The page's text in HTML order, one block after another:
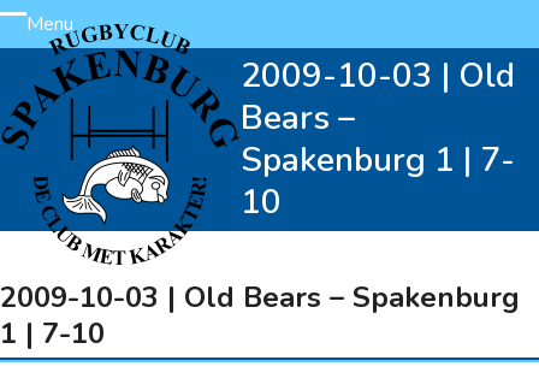
Skip
to
content
Menu
Open
mobile
menu
Close
mobile
menu
2009-10-03 | Old
Bears –
Spakenburg 1 | 7-
10
2009-10-03 | Old Bears – Spakenburg
1 | 7-10